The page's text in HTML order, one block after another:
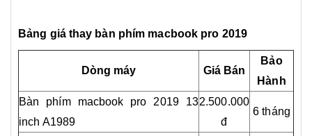
Bảng giá thay bàn phím macbook pro 2019
Dòng máy Giá Bán
Bảo
Hành
Bàn phím macbook pro 2019 13
inch A1989
2.500.000
đ
6 tháng